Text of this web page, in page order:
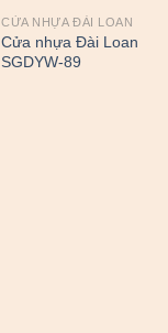
CỬA NHỰA ĐÀI LOAN
Cửa nhựa Đài Loan
SGDYW-89